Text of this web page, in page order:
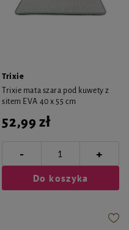
Trixie
Trixie mata szara pod kuwety z
sitem EVA 40 x 55 cm
52,99 zł
- +
Do koszyka